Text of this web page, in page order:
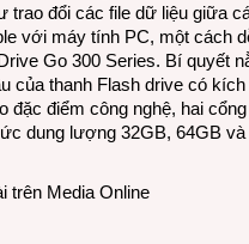
trao đổi các file dữ liệu giữa
với máy tính PC, một cách
Go 300 Series. Bí quyết
của thanh Flash drive có
đặc điểm công nghệ, hai
dung lượng 32GB, 64GB
trên Media Online